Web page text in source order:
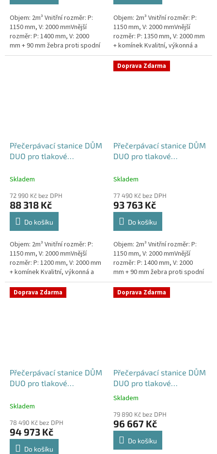
Objem: 2m³ Vnitřní rozměr: P:
1150 mm, V: 2000 mmVnější
rozměr: P: 1400 mm, V: 2000
mm + 90 mm žebra proti spodní
vodě + komínek Kvalitní,
Objem: 2m³ Vnitřní rozměr: P:
1150 mm, V: 2000 mmVnější
rozměr: P: 1350 mm, V: 2000 mm
+ komínek Kvalitní, výkonná a
extrémně spolehlivá
přečerpávací stanice k
rodinným a...
Přečerpávací stanice DŮM
DUO pro tlakové
nádrž 2m3
Skladem
72 990 Kč bez DPH
88 318 Kč
Do košíku
Objem: 2m³ Vnitřní rozměr: P:
1150 mm, V: 2000 mmVnější
rozměr: P: 1200 mm, V: 2000 mm
+ komínek Kvalitní, výkonná a
extrémně spolehlivá
přečerpávací stanice k
rodinným a...
Doprava Zdarma
Přečerpávací stanice DŮM
DUO pro tlakové
nádrž 2m3
Skladem
77 490 Kč bez DPH
93 763 Kč
Do košíku
Objem: 2m³ Vnitřní rozměr: P:
1150 mm, V: 2000 mmVnější
rozměr: P: 1400 mm, V: 2000
mm + 90 mm žebra proti spodní
vodě + komínek Kvalitní,
výkonná a extrémně spolehlivá...
Doprava Zdarma
Přečerpávací stanice DŮM
DUO pro tlakové
řezákem k obetonování -
Skladem
78 490 Kč bez DPH
94 973 Kč
Do košíku
Doprava Zdarma
Přečerpávací stanice DŮM
DUO pro tlakové
kanalizace se zdvojeným
nádrž 2m3
Průměrné
produktu
je
5,0
Skladem
79 890 Kč bez DPH
96 667 Kč
Do košíku